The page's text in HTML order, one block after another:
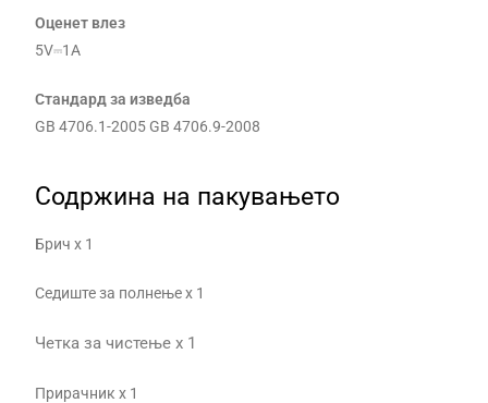
Оценет влез
5V⎓1A
Стандард за изведба
GB 4706.1-2005 GB 4706.9-2008
Содржина на пакувањето
Брич x 1
Седиште за полнење x 1
Четка за чистење x 1
Прирачник x 1